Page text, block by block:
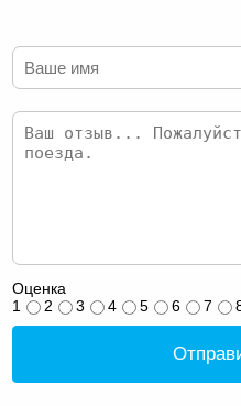
Оценка
1
2 3 4 5 6 7